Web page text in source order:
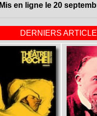
Mis en ligne le 20
DERNIERS